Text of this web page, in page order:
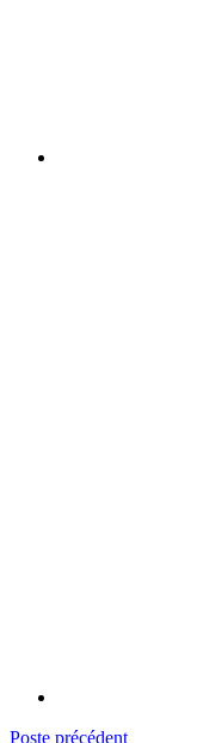
Poste précédent